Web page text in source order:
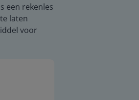
een rekenles
laten
voor